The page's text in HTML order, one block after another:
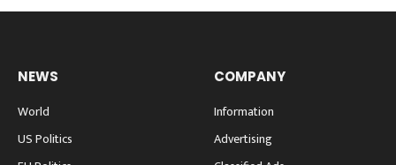
NEWS
World
US Politics
COMPANY
Information
Advertising